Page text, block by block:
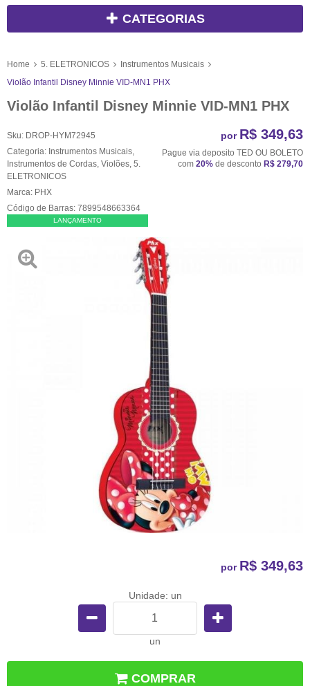
CATEGORIAS
Home 5. ELETRONICOS
Instrumentos Musicais
Violão Infantil Disney Minnie VID-MN1 PHX
Violão Infantil Disney Minnie VID-MN1 PHX
Sku: DROP-HYM72945
Categoria: Instrumentos Musicais
Instrumentos de Cordas Violões 5.
ELETRONICOS
Marca: PHX
Código de Barras: 7899548663364
LANÇAMENTO
por R$ 349,63
Pague via deposito TED OU BOLETO
com 20% de desconto R$ 279,70
por R$ 349,63
Unidade: un
un
COMPRAR